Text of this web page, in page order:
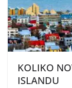
KOLIKO
ISLANDU